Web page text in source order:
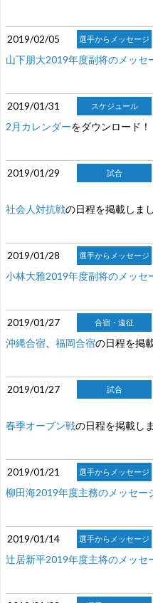
2019/02/05 選手からメッセージ
山下朋大2019年度副将のメッセ
2019/01/31 スケジュール
2月カレンダーをダウンロード！
2019/01/29 試合
社会人対抗戦の日程を掲載しまし
2019/01/28 選手からメッセージ
小林大雅2019年度副将のメッセ
2019/01/27 合宿・遠征
沖縄合宿 福岡合宿の日程を掲
2019/01/27 試合
春季オープン戦の日程を掲載し
2019/01/21 選手からメッセージ
柳田海2019年度主務のメッセー
2019/01/14 選手からメッセージ
辻居新平2019年度主将のメッセ